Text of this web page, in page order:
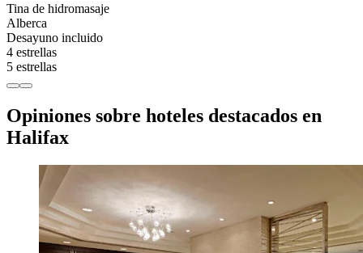
Tina de hidromasaje
Alberca
Desayuno incluido
4 estrellas
5 estrellas
Opiniones sobre hoteles destacados en
Halifax